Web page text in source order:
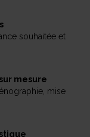
souhaitée et
mesure
mise